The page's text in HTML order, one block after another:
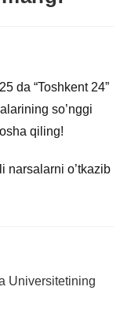
da “Toshkent 24”
so’nggi
qiling!
narsalarni o’tkazib
Universitetining